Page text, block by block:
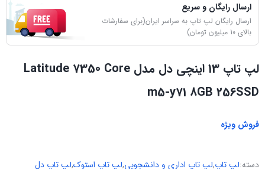
ارسال رایگان و سریع
ارسال رایگان لپ تاپ به سراسر ایران(برای سفارشات
بالای 10 میلیون تومان)
لپ تاپ 13 اینچی دل مدل Latitude 7350 Core
m5-y71 8GB 256SSD
فروش ویژه
دسته:لپ تاپ,لپ تاپ اداری و دانشجویی,لپ تاپ استوک,لپ تاپ دل